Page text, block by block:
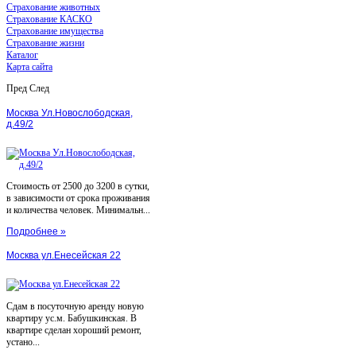
Страхование животных
Страхование КАСКО
Страхование имущества
Страхование жизни
Каталог
Карта сайта
Пред След
Москва Ул.Новослободская,
д.49/2
Стоимость от 2500 до 3200 в сутки,
в зависимости от срока проживания
и количества человек. Минимальн...
Подробнее »
Москва ул.Енесейская 22
Сдам в посуточную аренду новую
квартиру ус.м. Бабушкинская. В
квартире сделан хороший ремонт,
устано...